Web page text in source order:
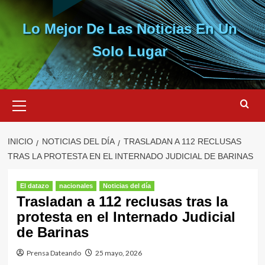
Lo Mejor De Las Noticias En Un
Solo Lugar
primario
INICIO NOTICIAS DEL DÍA
TRASLADAN A 112 RECLUSAS
TRAS LA PROTESTA EN EL INTERNADO JUDICIAL DE BARINAS
El datazo nacionales Noticias del día
Trasladan a 112 reclusas tras la
protesta en el Internado Judicial
de Barinas
Prensa Dateando 25 mayo, 2026